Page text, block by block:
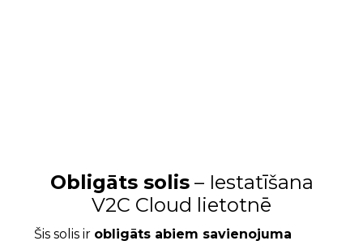
Obligāts solis– Iestatīšana
V2C Cloud lietotnē
Šis solis ir obligāts abiem savienojuma